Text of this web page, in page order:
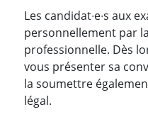
Les candidat∙e∙s aux
personnellement par
professionnelle. Dès
vous présenter sa
la soumettre
légal.